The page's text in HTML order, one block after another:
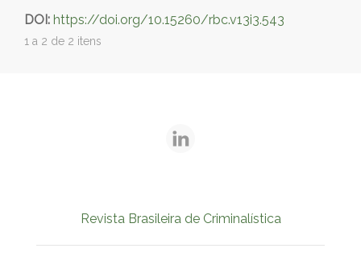
DOI: https://doi.org/10.15260/rbc.v13i3.543
1 a 2 de 2 itens
Revista Brasileira de Criminalística